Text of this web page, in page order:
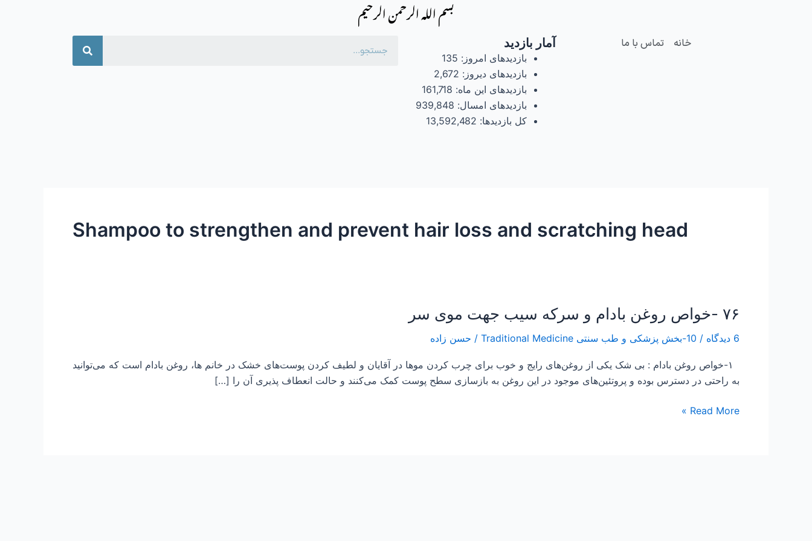
بسم الله الرحمن الرحیم
خانه تماس با ما آمار بازدید
بازدیدهای امروز: 135
بازدیدهای دیروز: 2,672
بازدیدهای این ماه: 161,718
بازدیدهای امسال: 939,848
کل بازدیدها: 13,592,482
جستجو
Shampoo to strengthen and prevent hair loss and scratching head
۷۶ -خواص روغن بادام و سرکه سیب جهت موی سر
6 دیدگاه / 10-بخش پزشکی و طب سنتی Traditional Medicine / حسن زاده
۱-خواص روغن بادام : بی شک یکی از روغن‌های رایج و خوب برای چرب کردن موها در آقایان و لطیف کردن پوست‌های خشک در خانم ها، روغن بادام است که می‌توانید
به راحتی در دسترس بوده و پروتئین‌های موجود در این روغن به بازسازی سطح پوست کمک می‌کنند و حالت انعطاف پذیری آن را […]
۷۶
روغن
سرکه
سیب
Read More »